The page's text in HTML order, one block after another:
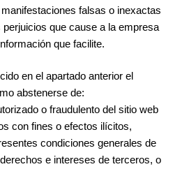
falsas o inexactas
perjuicios que cause a la empresa
que facilite.
en el apartado anterior el
abstenerse de:
o fraudulento del sitio web
con fines o efectos ilícitos,
condiciones generales de
e intereses de terceros, o